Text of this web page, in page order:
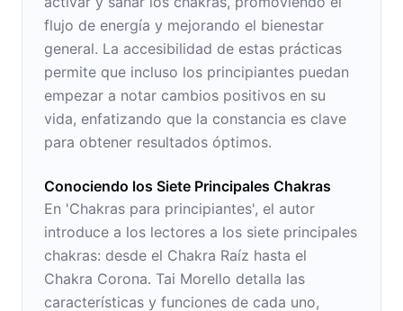
flujo de energía y mejorando el bienestar
general. La accesibilidad de estas prácticas
permite que incluso los principiantes puedan
empezar a notar cambios positivos en su
vida, enfatizando que la constancia es clave
para obtener resultados óptimos.
Conociendo los Siete Principales Chakras
En 'Chakras para principiantes', el autor
introduce a los lectores a los siete principales
chakras: desde el Chakra Raíz hasta el
Chakra Corona. Tai Morello detalla las
características y funciones de cada uno,